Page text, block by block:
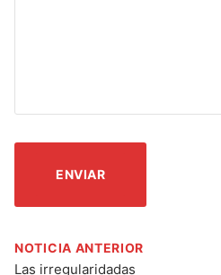
NOTICIA ANTERIOR
Las irregularidadas